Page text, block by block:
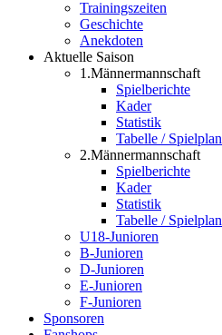
Trainingszeiten
Geschichte
Anekdoten
Aktuelle Saison
1.Männermannschaft
Spielberichte
Kader
Statistik
Tabelle / Spielplan
2.Männermannschaft
Spielberichte
Kader
Statistik
Tabelle / Spielplan
U18-Junioren
B-Junioren
D-Junioren
E-Junioren
F-Junioren
Sponsoren